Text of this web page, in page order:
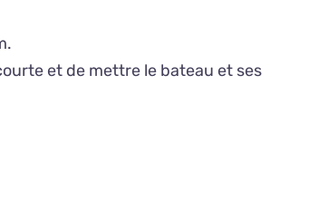
et de mettre le bateau et ses